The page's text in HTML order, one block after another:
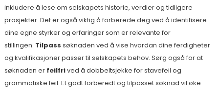
inkludere å lese om selskapets historie, verdier og tidligere
prosjekter. Det er også viktig å forberede deg ved å identifisere
dine egne styrker og erfaringer som er relevante for
stillingen. Tilpass søknaden ved å vise hvordan dine ferdigheter
og kvalifikasjoner passer til selskapets behov. Sørg også for at
søknaden er feilfrived å dobbeltsjekke for stavefeil og
grammatiske feil. Et godt forberedt og tilpasset søknad vil øke